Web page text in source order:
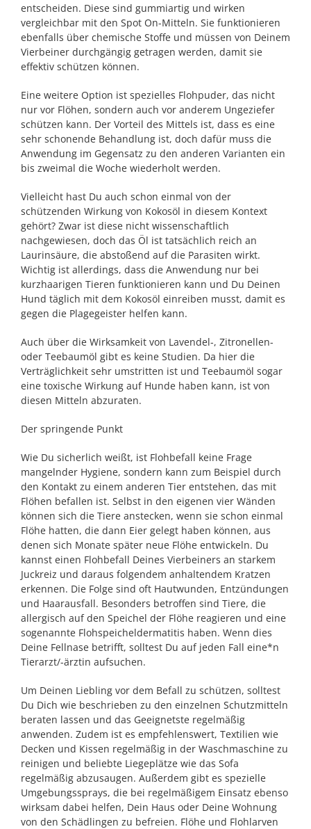
entscheiden. Diese sind gummiartig und wirken
vergleichbar mit den Spot On-Mitteln. Sie funktionieren
ebenfalls über chemische Stoffe und müssen von Deinem
Vierbeiner durchgängig getragen werden, damit sie
effektiv schützen können.
Eine weitere Option ist spezielles Flohpuder, das nicht
nur vor Flöhen, sondern auch vor anderem Ungeziefer
schützen kann. Der Vorteil des Mittels ist, dass es eine
sehr schonende Behandlung ist, doch dafür muss die
Anwendung im Gegensatz zu den anderen Varianten ein
bis zweimal die Woche wiederholt werden.
Vielleicht hast Du auch schon einmal von der
schützenden Wirkung von Kokosöl in diesem Kontext
gehört? Zwar ist diese nicht wissenschaftlich
nachgewiesen, doch das Öl ist tatsächlich reich an
Laurinsäure, die abstoßend auf die Parasiten wirkt.
Wichtig ist allerdings, dass die Anwendung nur bei
kurzhaarigen Tieren funktionieren kann und Du Deinen
Hund täglich mit dem Kokosöl einreiben musst, damit es
gegen die Plagegeister helfen kann.
Auch über die Wirksamkeit von Lavendel-, Zitronellen-
oder Teebaumöl gibt es keine Studien. Da hier die
Verträglichkeit sehr umstritten ist und Teebaumöl sogar
eine toxische Wirkung auf Hunde haben kann, ist von
diesen Mitteln abzuraten.
Der springende Punkt
Wie Du sicherlich weißt, ist Flohbefall keine Frage
mangelnder Hygiene, sondern kann zum Beispiel durch
den Kontakt zu einem anderen Tier entstehen, das mit
Flöhen befallen ist. Selbst in den eigenen vier Wänden
können sich die Tiere anstecken, wenn sie schon einmal
Flöhe hatten, die dann Eier gelegt haben können, aus
denen sich Monate später neue Flöhe entwickeln. Du
kannst einen Flohbefall Deines Vierbeiners an starkem
Juckreiz und daraus folgendem anhaltendem Kratzen
erkennen. Die Folge sind oft Hautwunden, Entzündungen
und Haarausfall. Besonders betroffen sind Tiere, die
allergisch auf den Speichel der Flöhe reagieren und eine
sogenannte Flohspeicheldermatitis haben. Wenn dies
Deine Fellnase betrifft, solltest Du auf jeden Fall eine*n
Tierarzt/-ärztin aufsuchen.
Um Deinen Liebling vor dem Befall zu schützen, solltest
Du Dich wie beschrieben zu den einzelnen Schutzmitteln
beraten lassen und das Geeignetste regelmäßig
anwenden. Zudem ist es empfehlenswert, Textilien wie
Decken und Kissen regelmäßig in der Waschmaschine zu
reinigen und beliebte Liegeplätze wie das Sofa
regelmäßig abzusaugen. Außerdem gibt es spezielle
Umgebungssprays, die bei regelmäßigem Einsatz ebenso
wirksam dabei helfen, Dein Haus oder Deine Wohnung
von den Schädlingen zu befreien. Flöhe und Flohlarven